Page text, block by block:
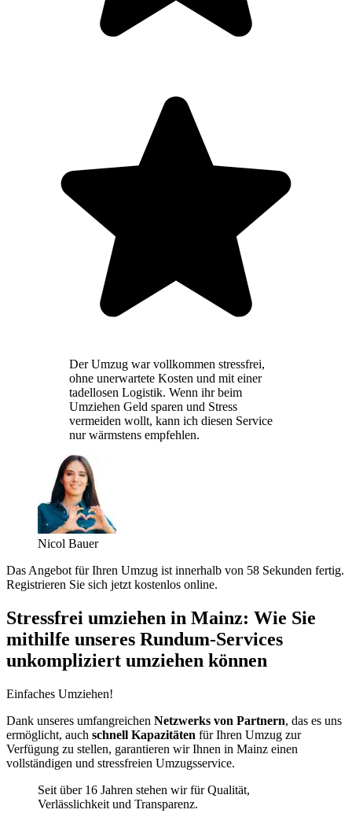
Der Umzug war vollkommen stressfrei,
ohne unerwartete Kosten und mit einer
tadellosen Logistik. Wenn ihr beim
Umziehen Geld sparen und Stress
vermeiden wollt, kann ich diesen Service
nur wärmstens empfehlen.
Nicol Bauer
Das Angebot für Ihren Umzug ist innerhalb von 58 Sekunden fertig.
Registrieren Sie sich jetzt kostenlos online.
Stressfrei umziehen in Mainz: Wie Sie
mithilfe unseres Rundum-Services
unkompliziert umziehen können
Einfaches Umziehen!
Dank unseres umfangreichen Netzwerks von Partnern, das es uns
ermöglicht, auch schnell Kapazitäten für Ihren Umzug zur
Verfügung zu stellen, garantieren wir Ihnen in Mainz einen
vollständigen und stressfreien Umzugsservice.
Seit über 16 Jahren stehen wir für Qualität,
Verlässlichkeit und Transparenz.